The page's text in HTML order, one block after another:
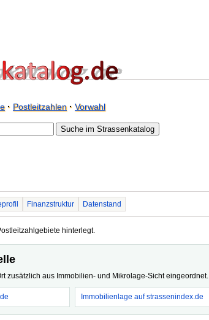
· Postleitzahlen· Vorwahl
Finanzstruktur Datenstand
hinterlegt.
zusätzlich aus Immobilien- und Mikrolage-Sicht eingeordnet.
Immobilienlage auf strassenindex.de